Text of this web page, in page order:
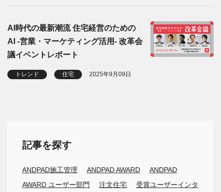
AI時代の最新潮流 住宅経営のための
AI -営業・マーケティング活用- 改革会
議イベントレポート
トレンド 住宅 2025年9月09日
記事を探す
ANDPAD施工管理 ANDPAD AWARD
ANDPAD
AWARD ユーザー部門
注文住宅
受賞ユーザーインタ